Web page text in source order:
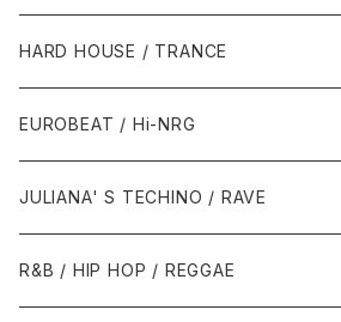
1980年代
1987年・以前
1988年
1990年代
1990年
1991年
2000年代
2000年
2010年代
HARD HOUSE / TRANCE
1990年代
1994年・以前
1995年
2000年代
2000年
EUROBEAT / Hi-NRG
1980年代
1986年・以前
1990年代
JULIANA' S TECHINO / RAVE
1990年代
R&B / HIP HOP / REGGAE